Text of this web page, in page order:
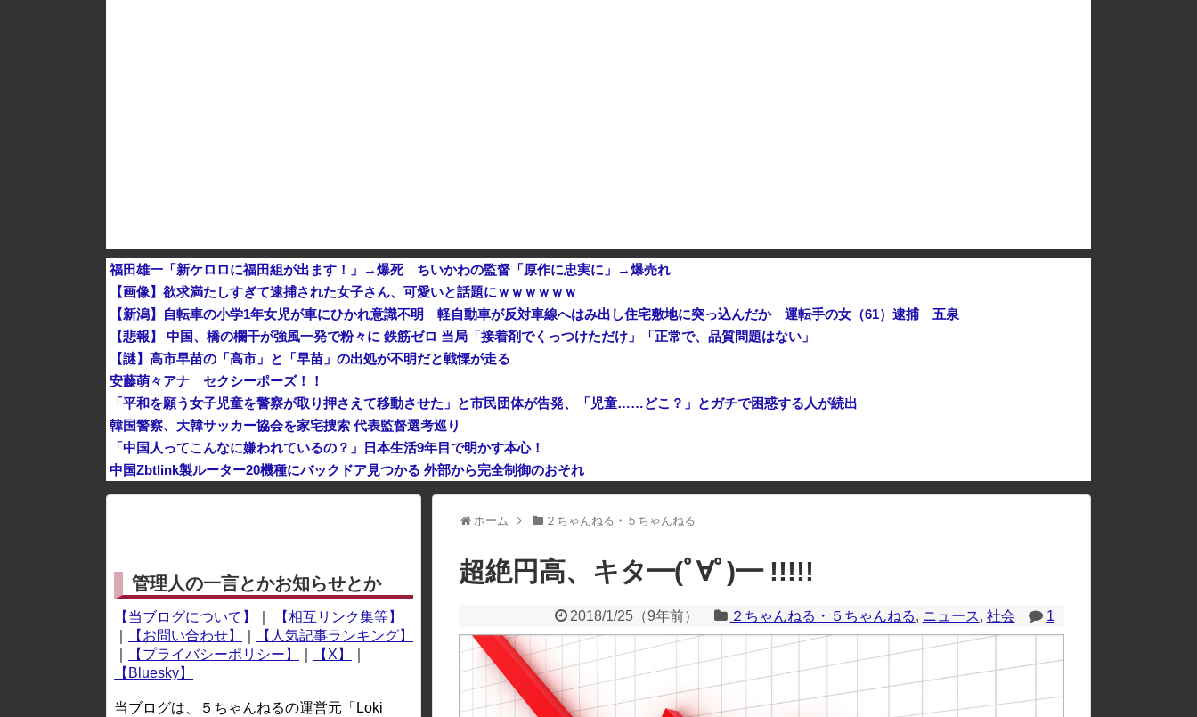
福田雄一「新ケロロに福田組が出ます！」→爆死 ちいかわの監督「原作に忠実に」→爆売れ
【画像】欲求満たしすぎて逮捕された女子さん、可愛いと話題にｗｗｗｗｗｗ
【新潟】自転車の小学1年女児が車にひかれ意識不明 軽自動車が反対車線へはみ出し住宅敷地に突っ込んだか 運転手の女（61）逮捕 五泉
【悲報】 中国、橋の欄干が強風一発で粉々に 鉄筋ゼロ 当局「接着剤でくっつけただけ」「正常で、品質問題はない」
【謎】高市早苗の「高市」と「早苗」の出処が不明だと戦慄が走る
安藤萌々アナ セクシーポーズ！！
「平和を願う女子児童を警察が取り押さえて移動させた」と市民団体が告発、「児童……どこ？」とガチで困惑する人が続出
韓国警察、大韓サッカー協会を家宅捜索 代表監督選考巡り
「中国人ってこんなに嫌われているの？」日本生活9年目で明かす本心！
中国Zbtlink製ルーター20機種にバックドア見つかる 外部から完全制御のおそれ
ホーム
２ちゃんねる・５ちゃんねる
超絶円高、キタ━(ﾟ∀ﾟ)━ !!!!!
2018/1/25（9年前） ２ちゃんねる・５ちゃんねる, ニュース, 社会 1
管理人の一言とかお知らせとか
【当ブログについて】
【相互リンク集等】
【お問い合わせ】
【人気記事ランキング】
【プライバシーポリシー】 【X】
【Bluesky】
当ブログは、５ちゃんねるの運営元「Loki